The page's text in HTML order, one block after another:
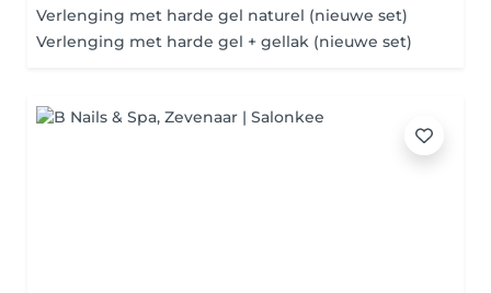
Verlenging met harde gel naturel (nieuwe set)
Verlenging met harde gel + gellak (nieuwe set)